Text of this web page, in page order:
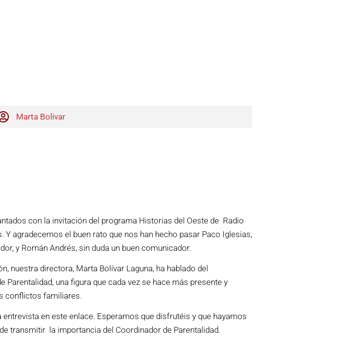
Marta Bolivar
con la invitación del programa Historias del Oeste de Radio
Y agradecemos el buen rato que nos han hecho pasar Paco Iglesias,
y Román Andrés, sin duda un buen comunicador.
nuestra directora, Marta Bolívar Laguna, ha hablado del
Parentalidad, una figura que cada vez se hace más presente y
conflictos familiares.
entrevista en este enlace. Esperamos que disfrutéis y que hayamos
transmitir la importancia del Coordinador de Parentalidad.